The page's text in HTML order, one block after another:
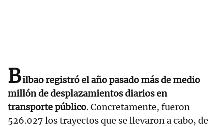
Bilbao registró el año pasado más de medio
millón de desplazamientos diarios en
transporte público. Concretamente, fueron
526.027 los trayectos que se llevaron a cabo, de